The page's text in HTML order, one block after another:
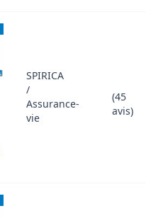
SPIRICA
/
Assurance-
vie
(45
avis)